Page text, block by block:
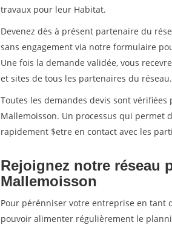
travaux pour leur Habitat.
Devenez dès à présent partenaire du
sans engagement via notre formulaire
Une fois la demande validée, vous
et sites de tous les partenaires du réseau.
Toutes les demandes devis sont
Mallemoisson. Un processus qui permet
rapidement $etre en contact avec les
Rejoignez notre réseau
Mallemoisson
Pour pérénniser votre entreprise en tant
pouvoir alimenter régulièrement le